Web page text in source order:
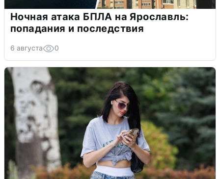
Ночная атака БПЛА на Ярославль:
попадания и последствия
6 августа 0